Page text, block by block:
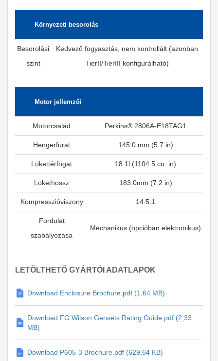
Környezeti besorolás
Besorolási
szint
Kedvező fogyasztás, nem kontrollált (azonban
TierII/TierIII konfigurálható)
Motor jellemzői
Motorcsalád Perkins® 2806A-E18TAG1
Hengerfurat 145.0 mm (5.7 in)
Lökettérfogat 18.1l (1104.5 cu. in)
Lökethossz 183.0mm (7.2 in)
Kompresszióviszony 14.5:1
Fordulat
szabályozása
Mechanikus (opcióban elektronikus)
LETÖLTHETŐ GYÁRTÓI ADATLAPOK
Download Enclosure Brochure.pdf (1,64 MB)
Download FG Wilson Gensets Rating Guide.pdf (2,33
MB)
Download P605-3 Brochure.pdf (629,64 KB)